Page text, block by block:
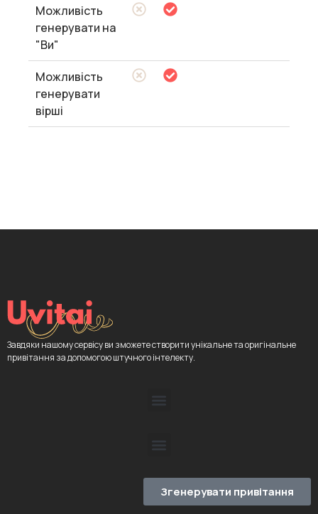
Можливість
генерувати на
"Ви"
Можливість
генерувати
вірші
Завдяки нашому сервісу ви зможете створити унікальне та оригінальне
привітання за допомогою штучного інтелекту.
Згенерувати привітання